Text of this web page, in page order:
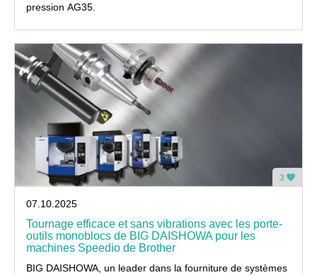
pression AG35.
3
07.10.2025
Tournage efficace et sans vibrations avec les porte-
outils monoblocs de BIG DAISHOWA pour les
machines Speedio de Brother
BIG DAISHOWA, un leader dans la fourniture de systèmes